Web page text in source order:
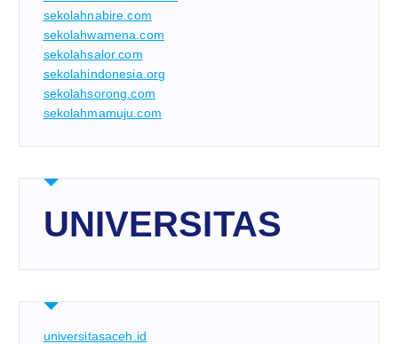
sekolahnabire.com
sekolahwamena.com
sekolahsalor.com
sekolahindonesia.org
sekolahsorong.com
sekolahmamuju.com
UNIVERSITAS
universitasaceh.id